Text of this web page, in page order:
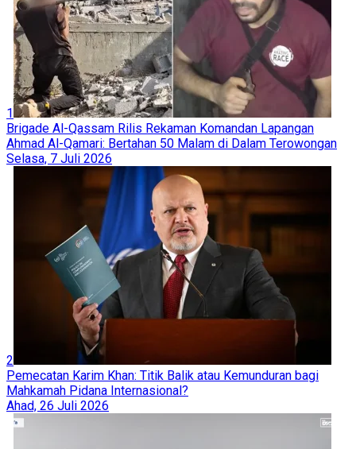
1
Brigade Al-Qassam Rilis Rekaman Komandan Lapangan
Ahmad Al-Qamari: Bertahan 50 Malam di Dalam Terowongan
Selasa, 7 Juli 2026
2
Pemecatan Karim Khan: Titik Balik atau Kemunduran bagi
Mahkamah Pidana Internasional?
Ahad, 26 Juli 2026